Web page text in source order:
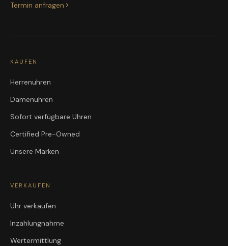
Termin anfragen
KAUFEN
Herrenuhren
Damenuhren
Sofort verfügbare Uhren
Certified Pre-Owned
Unsere Marken
VERKAUFEN
Uhr verkaufen
Inzahlungnahme
Wertermittlung